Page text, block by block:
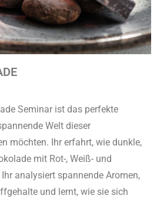
Seminar ist das perfekte
Welt dieser
möchten. Ihr erfahrt, wie dunkle,
mit Rot-, Weiß- und
analysiert spannende Aromen,
und lernt, wie sie sich